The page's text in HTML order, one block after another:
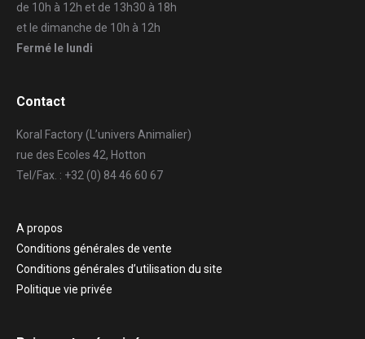
de 10h à 12h et de 13h30 à 18h
et le dimanche de 10h à 12h
Fermé le lundi
Contact
Koral Factory (L’univers Animalier)
rue des Ecoles 42, Hotton
Tel/Fax. : +32 (0) 84 46 60 67
A propos
Conditions générales de vente
Conditions générales d’utilisation du site
Politique vie privée